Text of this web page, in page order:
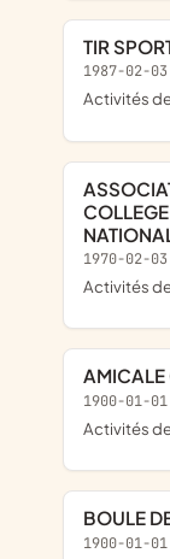
TIR
1987-02-03
Activités
ASSOCIATION SPORTIVE SCOLAIRE DU
1970-02-03
Activités
1900-01-01
Activités
BOULE
1900-01-01